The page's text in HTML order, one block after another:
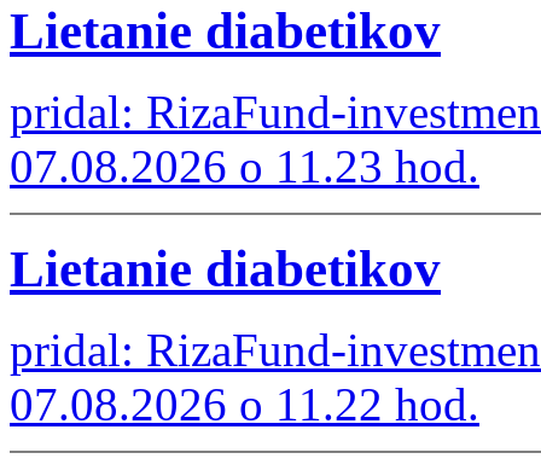
Lietanie diabetikov
pridal: RizaFund-
07.08.2026 o 11.23 hod.
Lietanie diabetikov
pridal: RizaFund-
07.08.2026 o 11.22 hod.